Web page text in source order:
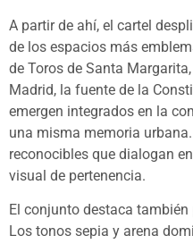
A partir de ahí, el cartel
de los espacios más
de Toros de Santa
Madrid, la fuente de la
emergen integrados en la
una misma memoria
reconocibles que dialogan
visual de pertenencia.
El conjunto destaca
Los tonos sepia y arena